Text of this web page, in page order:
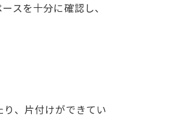
スを十分に確認し、
、片付けができてい